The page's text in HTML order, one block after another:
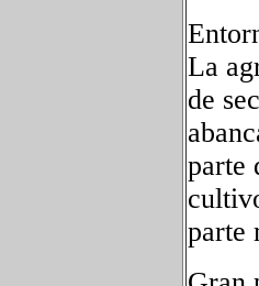
La
de
parte
parte